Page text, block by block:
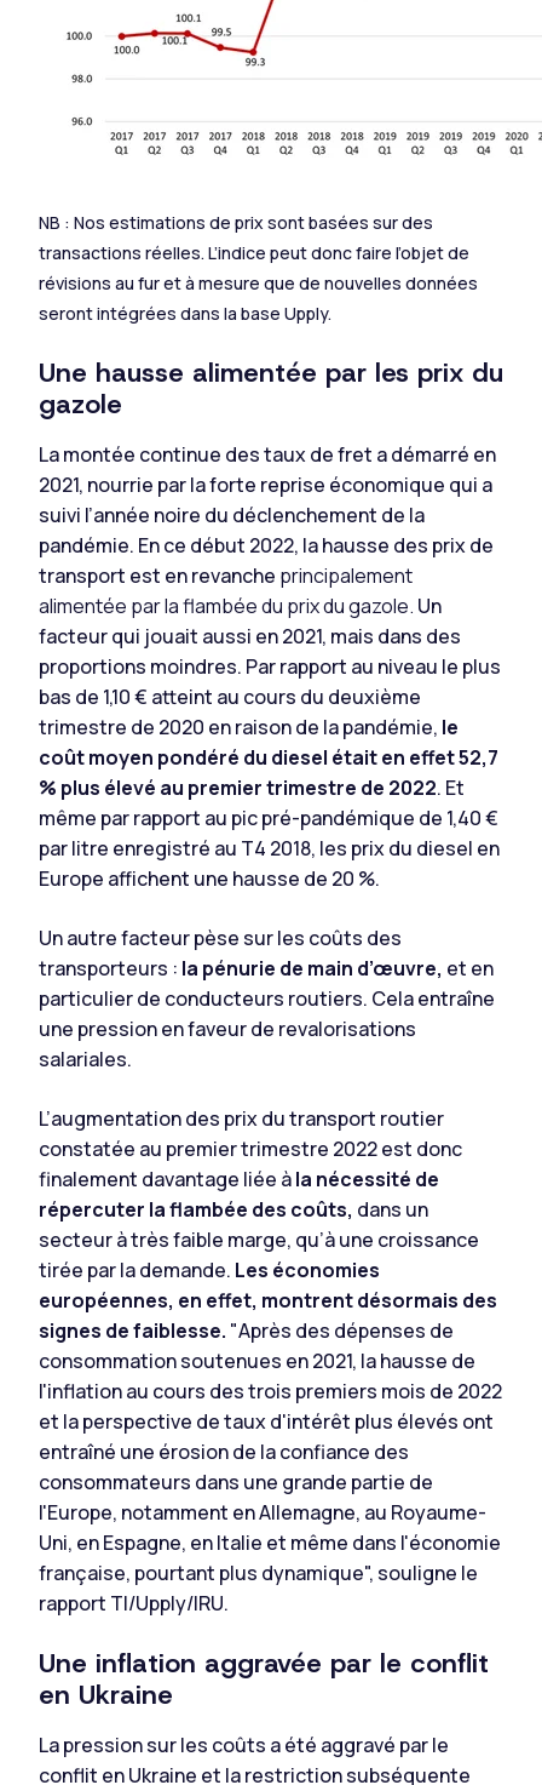
NB : Nos estimations de prix sont basées sur des
transactions réelles. L’indice peut donc faire l’objet de
révisions au fur et à mesure que de nouvelles données
seront intégrées dans la base Upply.
Une hausse alimentée par les prix du
gazole
La montée continue des taux de fret a démarré en
2021, nourrie par la forte reprise économique qui a
suivi l’année noire du déclenchement de la
pandémie. En ce début 2022, la hausse des prix de
transport est en revanche principalement
alimentée par la flambée du prix du gazole. Un
facteur qui jouait aussi en 2021, mais dans des
proportions moindres. Par rapport au niveau le plus
bas de 1,10 € atteint au cours du deuxième
trimestre de 2020 en raison de la pandémie, le
coût moyen pondéré du diesel était en effet 52,7
% plus élevé au premier trimestre de 2022. Et
même par rapport au pic pré-pandémique de 1,40 €
par litre enregistré au T4 2018, les prix du diesel en
Europe affichent une hausse de 20 %.
Un autre facteur pèse sur les coûts des
transporteurs : la pénurie de main d’œuvre, et en
particulier de conducteurs routiers. Cela entraîne
une pression en faveur de revalorisations
salariales.
L’augmentation des prix du transport routier
constatée au premier trimestre 2022 est donc
finalement davantage liée àla nécessité de
répercuter la flambée des coûts, dans un
secteur à très faible marge, qu’à une croissance
tirée par la demande. Les économies
européennes, en effet, montrent désormais des
signes de faiblesse. "Après des dépenses de
consommation soutenues en 2021, la hausse de
l'inflation au cours des trois premiers mois de 2022
et la perspective de taux d'intérêt plus élevés ont
entraîné une érosion de la confiance des
consommateurs dans une grande partie de
l'Europe, notamment en Allemagne, au Royaume-
Uni, en Espagne, en Italie et même dans l'économie
française, pourtant plus dynamique", souligne le
rapport TI/Upply/IRU.
Une inflation aggravée par le conflit
en Ukraine
La pression sur les coûts a été aggravé par le
conflit en Ukraine et la restriction subséquente